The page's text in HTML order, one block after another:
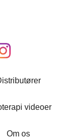
videoer
Om os